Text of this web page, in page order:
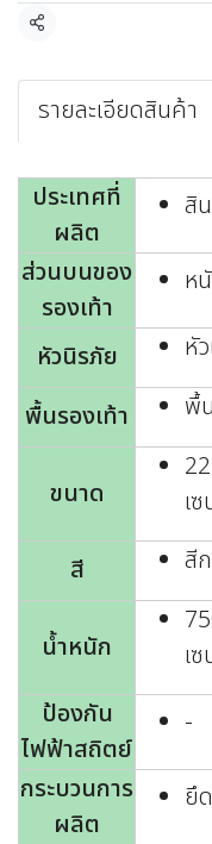
แชร์
รายละเอียดสินค้า
ประเทศที่
ผลิต
สิ
ส่วนบนของ
รองเท้า
ห
หัวนิรภัย
หั
พื้นรองเท้า
พื้
ขนาด
เ
สี
สี
น้ำหนัก
เ
ป้องกัน
ไฟฟ้าสถิตย์
-
กระบวนการ
ผลิต
ยึ